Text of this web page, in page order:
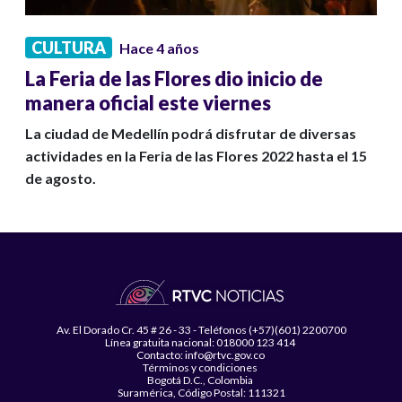
CULTURA Hace 4 años
La Feria de las Flores dio inicio de
manera oficial este viernes
La ciudad de Medellín podrá disfrutar de diversas
actividades en la Feria de las Flores 2022 hasta el 15
de agosto.
Av. El Dorado Cr. 45 # 26 - 33 - Teléfonos (+57)(601) 2200700
Línea gratuita nacional: 018000 123 414
Contacto: info@rtvc.gov.co
Términos y condiciones
Bogotá D.C., Colombia
Suramérica, Código Postal: 111321